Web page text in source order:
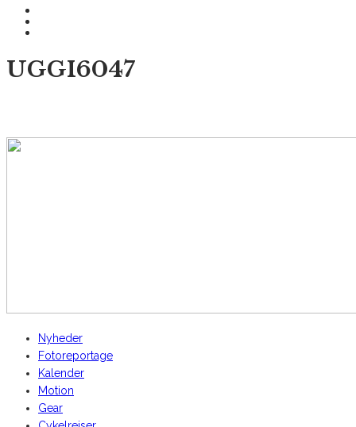
UGGI6047
Nyheder
Fotoreportage
Kalender
Motion
Gear